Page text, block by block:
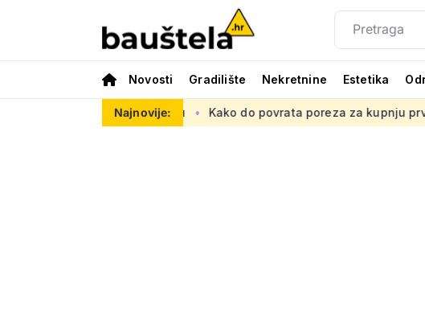
Novosti Gradilište Nekretnine Estetika
Najnovije:
Kako do povrata poreza za kupnju prve nekretnine: Morate